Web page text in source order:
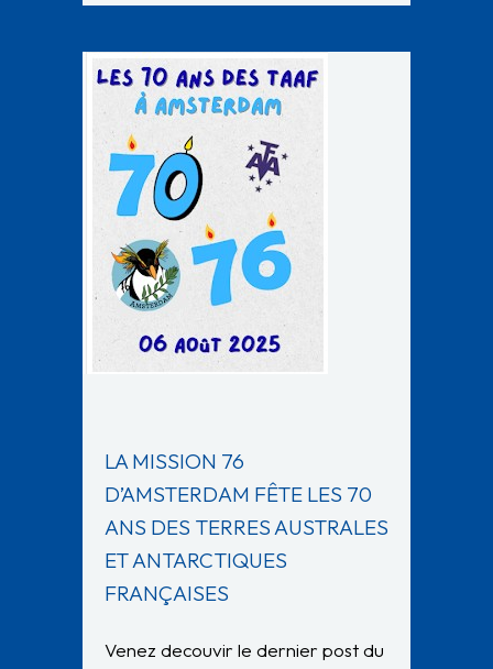
LA MISSION 76
D’AMSTERDAM FÊTE LES 70
ANS DES TERRES AUSTRALES
ET ANTARCTIQUES
FRANÇAISES
Venez decouvir le dernier post du